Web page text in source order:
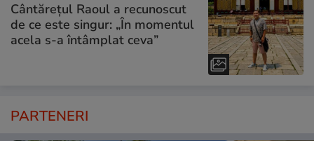
Cântărețul Raoul a recunoscut
de ce este singur: „În momentul
acela s-a întâmplat ceva”
PARTENERI